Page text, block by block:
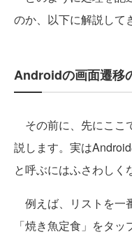
のか、以下に解説して
Androidの画面遷移
その前に、先にここ
説します。実は
と呼ぶにはふさわしく
例えば、リストを一
「焼き魚定食」をタ